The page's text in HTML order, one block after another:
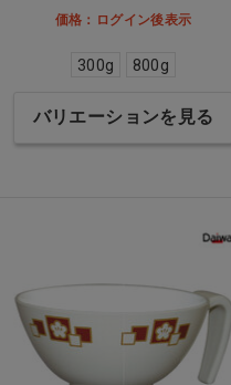
価格：ログイン後表示
300g 800g
バリエーションを見る